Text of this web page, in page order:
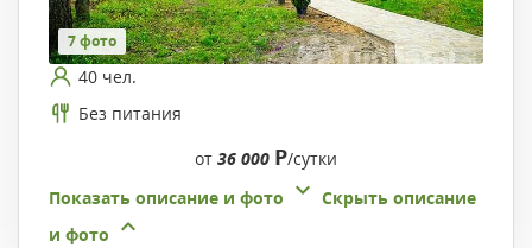
7 фото
40 чел.
Без питания
от 36 000 Р/сутки
Показать описание и фото
Скрыть описание
и фото